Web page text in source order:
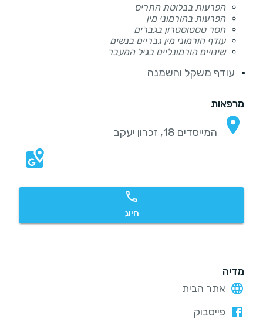
הפרעות בבלוטת התריס
הפרעות בהורמוני מין
חסר טסטוסטרון בגברים
עודף הורמוני מין גבריים בנשים
שינויים הורמונליים בגיל המעבר
עודף משקל והשמנה
מרפאות
המייסדים 18, זכרון יעקב
חיוג
מדיה
אתר הבית
פייסבוק